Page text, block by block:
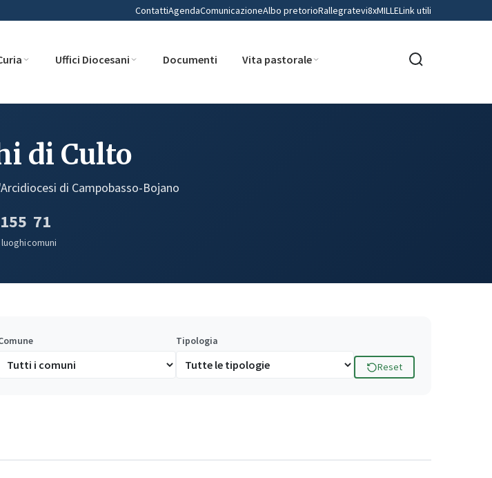
ContattiAgendaComunicazioneAlbo pretorioRallegratevi8xMILLELink utili
Uffici Diocesani Documenti Vita pastorale
di Culto
di Campobasso-Bojano
155
luoghi
71
comuni
Tipologia
Reset